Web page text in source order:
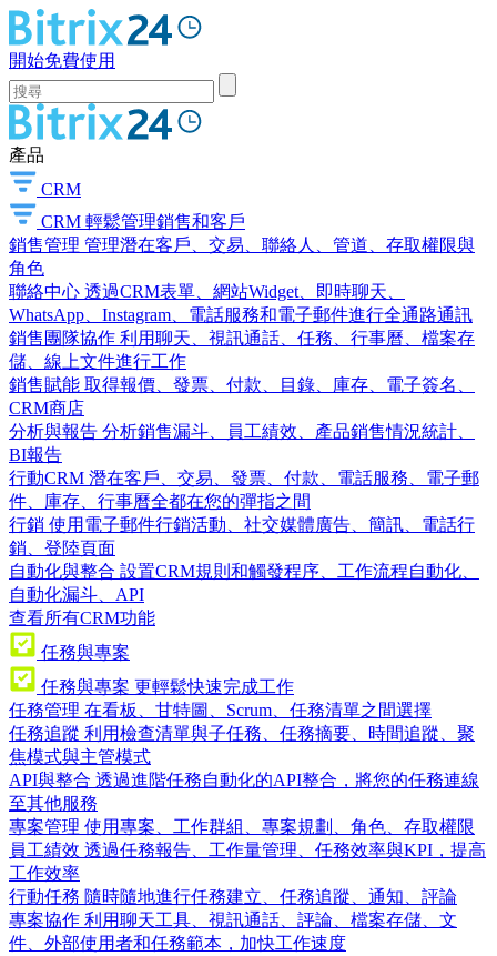
開始免費使用
產品
CRM
CRM 輕鬆管理銷售和客戶
銷售管理 管理潛在客戶、交易、聯絡人、管道、存取權限與
角色
聯絡中心 透過CRM表單、網站Widget、即時聊天、
WhatsApp、Instagram、電話服務和電子郵件進行全通路通訊
銷售團隊協作 利用聊天、視訊通話、任務、行事曆、檔案存
儲、線上文件進行工作
銷售賦能 取得報價、發票、付款、目錄、庫存、電子簽名、
CRM商店
分析與報告 分析銷售漏斗、員工績效、產品銷售情況統計、
BI報告
行動CRM 潛在客戶、交易、發票、付款、電話服務、電子郵
件、庫存、行事曆全都在您的彈指之間
行銷 使用電子郵件行銷活動、社交媒體廣告、簡訊、電話行
銷、登陸頁面
自動化與整合 設置CRM規則和觸發程序、工作流程自動化、
自動化漏斗、API
查看所有CRM功能
任務與專案
任務與專案 更輕鬆快速完成工作
任務管理 在看板、甘特圖、Scrum、任務清單之間選擇
任務追蹤 利用檢查清單與子任務、任務摘要、時間追蹤、聚
焦模式與主管模式
API與整合 透過進階任務自動化的API整合，將您的任務連線
至其他服務
專案管理 使用專案、工作群組、專案規劃、角色、存取權限
員工績效 透過任務報告、工作量管理、任務效率與KPI，提高
工作效率
行動任務 隨時隨地進行任務建立、任務追蹤、通知、評論
專案協作 利用聊天工具、視訊通話、評論、檔案存儲、文
件、外部使用者和任務範本，加快工作速度